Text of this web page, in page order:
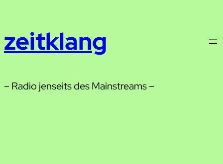
springen
zeitklang
– Radio jenseits des Mainstreams –